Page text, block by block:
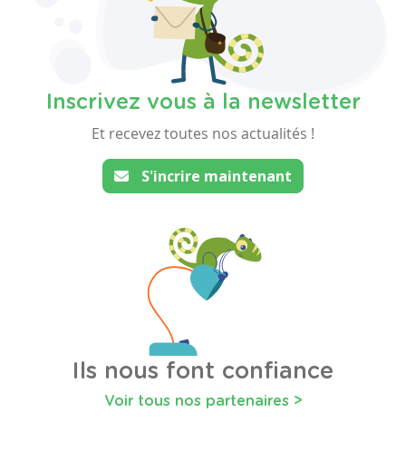
Inscrivez vous à la newsletter
Et recevez toutes nos actualités !
S'incrire maintenant
Ils nous font confiance
Voir tous nos partenaires >